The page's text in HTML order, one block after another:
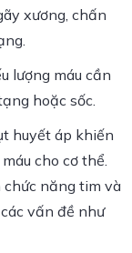
xương, chấn
lượng máu cần
hoặc sốc.
huyết áp khiến
cho cơ thể.
chức năng tim và
vấn đề như